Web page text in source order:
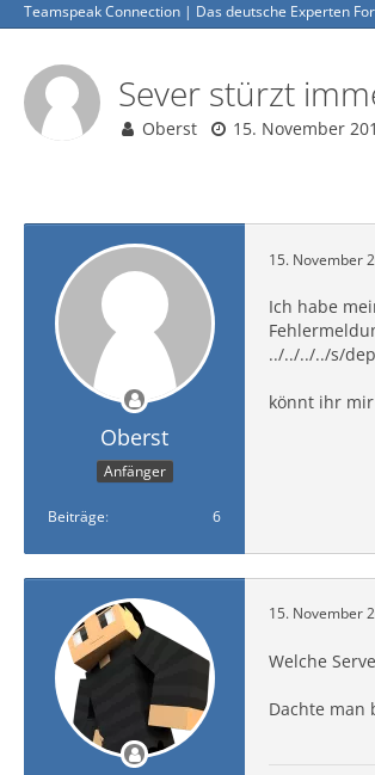
Teamspeak Connection | Das deutsche Experten
Sever stürzt
Oberst 15. November
Oberst
Anfänger
Beiträge 6
15. November
Ich habe
../../../../s/
könnt ihr
15. November
Welche
Dachte man